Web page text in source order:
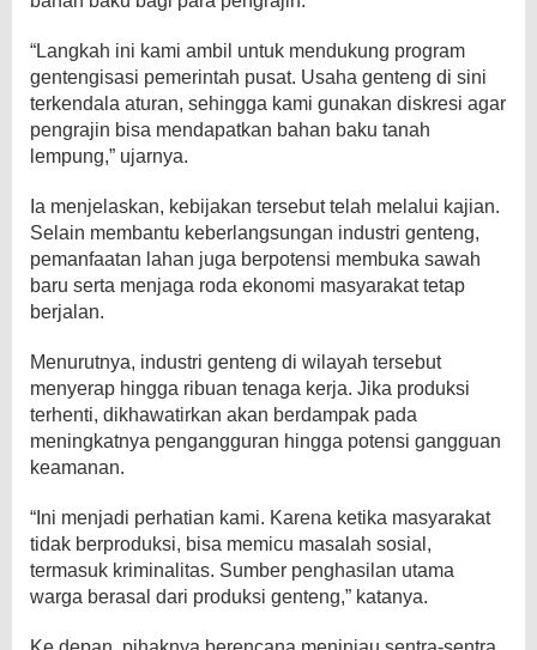
“Langkah ini kami ambil untuk mendukung program
gentengisasi pemerintah pusat. Usaha genteng di sini
terkendala aturan, sehingga kami gunakan diskresi agar
pengrajin bisa mendapatkan bahan baku tanah
lempung,” ujarnya.
Ia menjelaskan, kebijakan tersebut telah melalui kajian.
Selain membantu keberlangsungan industri genteng,
pemanfaatan lahan juga berpotensi membuka sawah
baru serta menjaga roda ekonomi masyarakat tetap
berjalan.
Menurutnya, industri genteng di wilayah tersebut
menyerap hingga ribuan tenaga kerja. Jika produksi
terhenti, dikhawatirkan akan berdampak pada
meningkatnya pengangguran hingga potensi gangguan
keamanan.
“Ini menjadi perhatian kami. Karena ketika masyarakat
tidak berproduksi, bisa memicu masalah sosial,
termasuk kriminalitas. Sumber penghasilan utama
warga berasal dari produksi genteng,” katanya.